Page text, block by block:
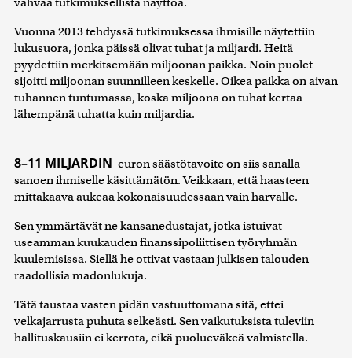
Vuonna 2013 tehdyssä tutkimuksessa ihmisille näytettiin
lukusuora, jonka päissä olivat tuhat ja miljardi. Heitä
pyydettiin merkitsemään miljoonan paikka. Noin puolet
sijoitti miljoonan suunnilleen keskelle. Oikea paikka on aivan
tuhannen tuntumassa, koska miljoona on tuhat kertaa
lähempänä tuhatta kuin miljardia.
8–11 MILJARDIN euron säästötavoite on siis sanalla
sanoen ihmiselle käsittämätön. Veikkaan, että haasteen
mittakaava aukeaa kokonaisuudessaan vain harvalle.
Sen ymmärtävät ne kansanedustajat, jotka istuivat
useamman kuukauden finanssipoliittisen työryhmän
kuulemisissa. Siellä he ottivat vastaan julkisen talouden
raadollisia madonlukuja.
Tätä taustaa vasten pidän vastuuttomana sitä, ettei
velkajarrusta puhuta selkeästi. Sen vaikutuksista tuleviin
hallituskausiin ei kerrota, eikä puolueväkeä valmistella.